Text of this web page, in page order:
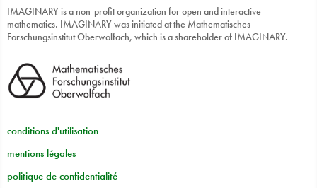
IMAGINARY is a non-profit organization for open and interactive
mathematics. IMAGINARY was initiated at the Mathematisches
Forschungsinstitut Oberwolfach, which is a shareholder of IMAGINARY.
conditions d'utilisation
mentions légales
politique de confidentialité